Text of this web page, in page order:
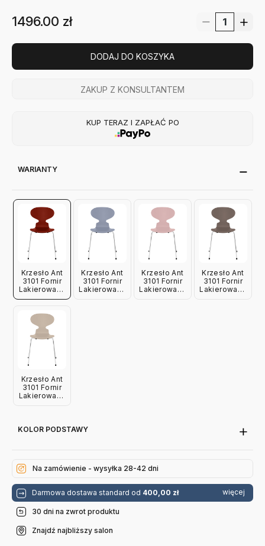
1496.00 zł
DODAJ DO KOSZYKA
ZAKUP Z KONSULTANTEM
KUP TERAZ I ZAPŁAĆ PO
WARIANTY
Krzesło Ant
3101 Fornir
Lakierowany
Wenecka
Fritz Hansen
Krzesło Ant
3101 Fornir
Lakierowany
Krzesło Ant
3101 Fornir
Lakierowany
Krzesło Ant
3101 Fornir
Lakierowany
Krzesło Ant
3101 Fornir
Lakierowany
KOLOR PODSTAWY
Na zamówienie - wysyłka 28-42 dni
Darmowa dostawa standard od 400,00 zł więcej
30 dni na zwrot produktu
Znajdź najbliższy salon